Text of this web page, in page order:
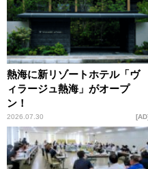
熱海に新リゾートホテル「ヴ
ィラージュ熱海」がオープ
ン！
2026.07.30 AD